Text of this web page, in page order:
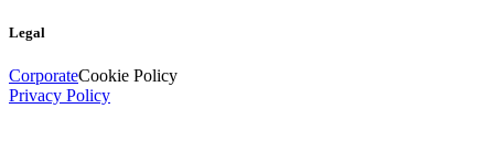
Legal
CorporateCookie Policy
Privacy Policy